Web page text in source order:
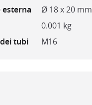
Ø 18 x 20 mm
0.001 kg
tubi
M16